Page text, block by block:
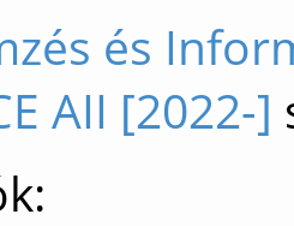
és
AII [2022-]